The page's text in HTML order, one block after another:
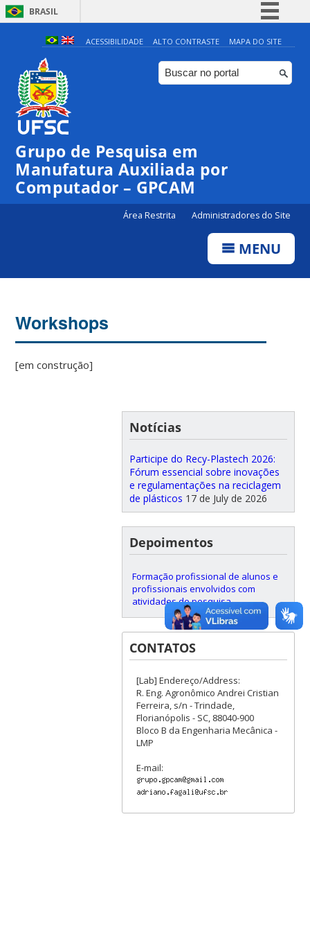
BRASIL
Simplifique!
Comunica BR
Participe
ACESSIBILIDADE ALTO CONTRASTE MAPA DO SITE
Grupo de Pesquisa em
Manufatura Auxiliada por
Computador – GPCAM
Área Restrita Administradores do Site
MENU
Workshops
[em construção]
Notícias
Participe do Recy-Plastech 2026:
Fórum essencial sobre inovações
e regulamentações na reciclagem
de plásticos 17 de July de 2026
Depoimentos
Formação profissional de alunos e
profissionais envolvidos com
atividades de pesquisa
CONTATOS
[Lab] Endereço/Address:
R. Eng. Agronômico Andrei Cristian
Ferreira, s/n - Trindade,
Florianópolis - SC, 88040-900
Bloco B da Engenharia Mecânica -
LMP
E-mail: